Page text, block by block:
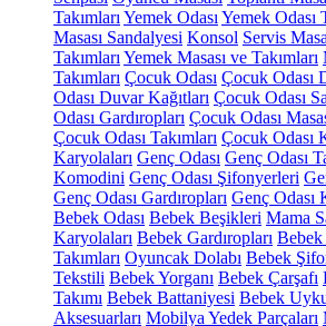
Takımları Yemek Odası Yemek Odası
Masası Sandalyesi Konsol Servis
Takımları Yemek Masası ve Takımları
Takımları Çocuk Odası Çocuk Odası
Odası Duvar Kağıtları Çocuk Odası
Odası Gardıropları Çocuk Odası
Çocuk Odası Takımları Çocuk Odası
Karyolaları Genç Odası Genç Odası
Komodini Genç Odası Şifonyerleri
Genç Odası Gardıropları Genç Odası
Bebek Odası Bebek Beşikleri Mama
Karyolaları Bebek Gardıropları Bebek
Takımları Oyuncak Dolabı Bebek
Tekstili Bebek Yorganı Bebek Çarşafı
Takımı Bebek Battaniyesi Bebek
Aksesuarları Mobilya Yedek Parçaları